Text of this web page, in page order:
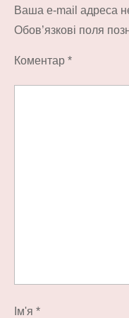
Ваша e-mail адреса
Обов’язкові поля
Коментар *
Ім'я *